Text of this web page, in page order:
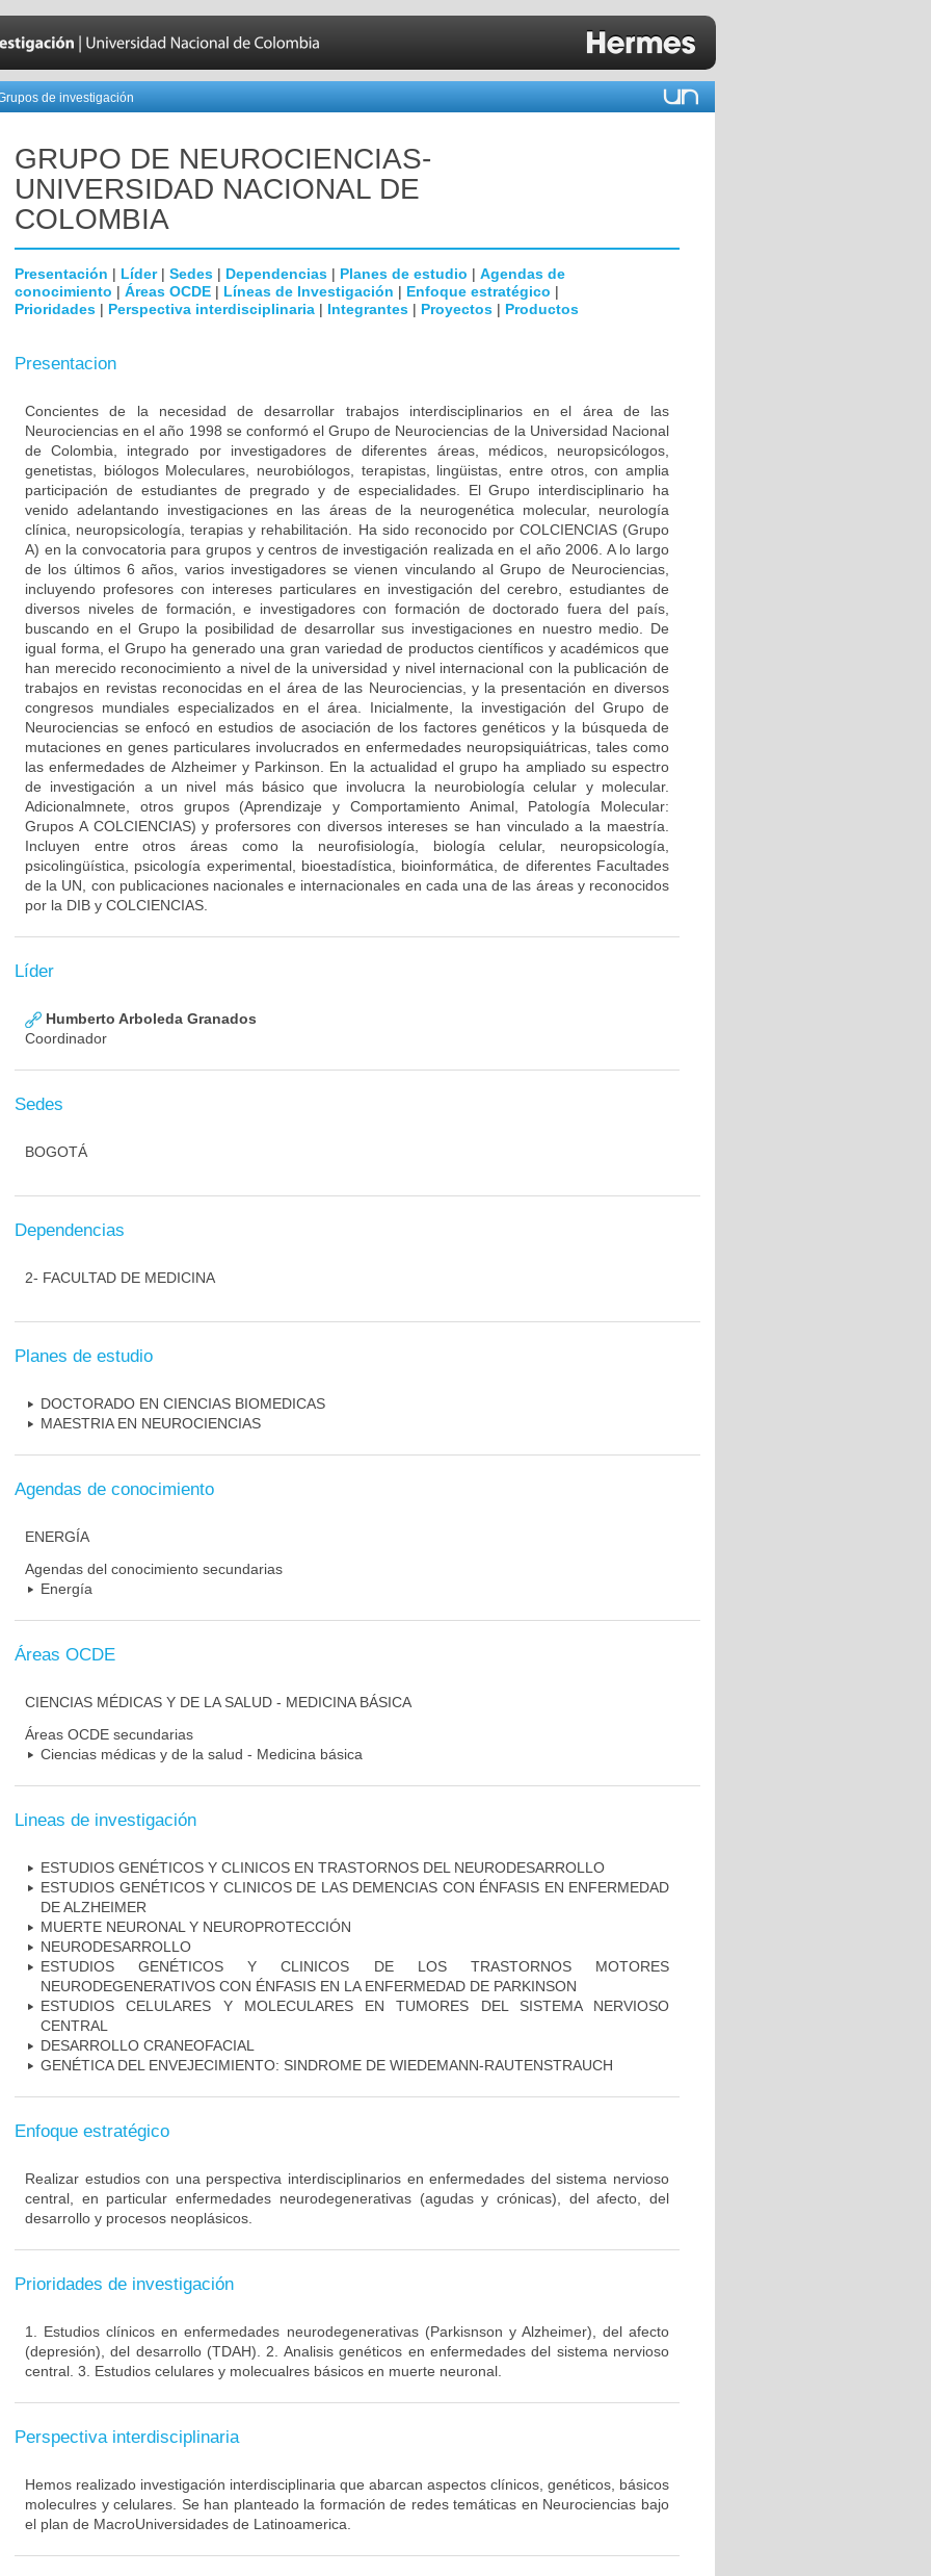
de investigación
GRUPO DE NEUROCIENCIAS-
UNIVERSIDAD NACIONAL DE
COLOMBIA
Presentación | Líder| Sedes | Dependencias | Planes de estudio | Agendas de
conocimiento | Áreas OCDE | Líneas de Investigación | Enfoque estratégico |
Prioridades | Perspectiva interdisciplinaria | Integrantes | Proyectos | Productos
Presentacion
Concientes de la necesidad de desarrollar trabajos interdisciplinarios en el área de las
Neurociencias en el año 1998 se conformó el Grupo de Neurociencias de la Universidad Nacional
de Colombia, integrado por investigadores de diferentes áreas, médicos, neuropsicólogos,
genetistas, biólogos Moleculares, neurobiólogos, terapistas, lingüistas, entre otros, con amplia
participación de estudiantes de pregrado y de especialidades. El Grupo interdisciplinario ha
venido adelantando investigaciones en las áreas de la neurogenética molecular, neurología
clínica, neuropsicología, terapias y rehabilitación. Ha sido reconocido por COLCIENCIAS (Grupo
A) en la convocatoria para grupos y centros de investigación realizada en el año 2006. A lo largo
de los últimos 6 años, varios investigadores se vienen vinculando al Grupo de Neurociencias,
incluyendo profesores con intereses particulares en investigación del cerebro, estudiantes de
diversos niveles de formación, e investigadores con formación de doctorado fuera del país,
buscando en el Grupo la posibilidad de desarrollar sus investigaciones en nuestro medio. De
igual forma, el Grupo ha generado una gran variedad de productos científicos y académicos que
han merecido reconocimiento a nivel de la universidad y nivel internacional con la publicación de
trabajos en revistas reconocidas en el área de las Neurociencias, y la presentación en diversos
congresos mundiales especializados en el área. Inicialmente, la investigación del Grupo de
Neurociencias se enfocó en estudios de asociación de los factores genéticos y la búsqueda de
mutaciones en genes particulares involucrados en enfermedades neuropsiquiátricas, tales como
las enfermedades de Alzheimer y Parkinson. En la actualidad el grupo ha ampliado su espectro
de investigación a un nivel más básico que involucra la neurobiología celular y molecular.
Adicionalmnete, otros grupos (Aprendizaje y Comportamiento Animal, Patología Molecular:
Grupos A COLCIENCIAS) y profersores con diversos intereses se han vinculado a la maestría.
Incluyen entre otros áreas como la neurofisiología, biología celular, neuropsicología,
psicolingüística, psicología experimental, bioestadística, bioinformática, de diferentes Facultades
de la UN, con publicaciones nacionales e internacionales en cada una de las áreas y reconocidos
por la DIB y COLCIENCIAS.
Líder
Humberto Arboleda Granados
Coordinador
Sedes
BOGOTÁ
Dependencias
2- FACULTAD DE MEDICINA
Planes de estudio
DOCTORADO EN CIENCIAS BIOMEDICAS
MAESTRIA EN NEUROCIENCIAS
Agendas de conocimiento
ENERGÍA
Agendas del conocimiento secundarias
Energía
Áreas OCDE
CIENCIAS MÉDICAS Y DE LA SALUD - MEDICINA BÁSICA
Áreas OCDE secundarias
Ciencias médicas y de la salud - Medicina básica
Lineas de investigación
ESTUDIOS GENÉTICOS Y CLINICOS EN TRASTORNOS DEL NEURODESARROLLO
ESTUDIOS GENÉTICOS Y CLINICOS DE LAS DEMENCIAS CON ÉNFASIS EN ENFERMEDAD
DE ALZHEIMER
MUERTE NEURONAL Y NEUROPROTECCIÓN
NEURODESARROLLO
ESTUDIOS GENÉTICOS Y CLINICOS DE LOS TRASTORNOS MOTORES
NEURODEGENERATIVOS CON ÉNFASIS EN LA ENFERMEDAD DE PARKINSON
ESTUDIOS CELULARES Y MOLECULARES EN TUMORES DEL SISTEMA NERVIOSO
CENTRAL
DESARROLLO CRANEOFACIAL
GENÉTICA DEL ENVEJECIMIENTO: SINDROME DE WIEDEMANN-RAUTENSTRAUCH
Enfoque estratégico
Realizar estudios con una perspectiva interdisciplinarios en enfermedades del sistema nervioso
central, en particular enfermedades neurodegenerativas (agudas y crónicas), del afecto, del
desarrollo y procesos neoplásicos.
Prioridades de investigación
1. Estudios clínicos en enfermedades neurodegenerativas (Parkisnson y Alzheimer), del afecto
(depresión), del desarrollo (TDAH). 2. Analisis genéticos en enfermedades del sistema nervioso
central. 3. Estudios celulares y molecualres básicos en muerte neuronal.
Perspectiva interdisciplinaria
Hemos realizado investigación interdisciplinaria que abarcan aspectos clínicos, genéticos, básicos
moleculres y celulares. Se han planteado la formación de redes temáticas en Neurociencias bajo
el plan de MacroUniversidades de Latinoamerica.